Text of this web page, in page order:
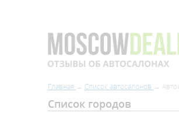
Главная Список автосалонов
Список городов